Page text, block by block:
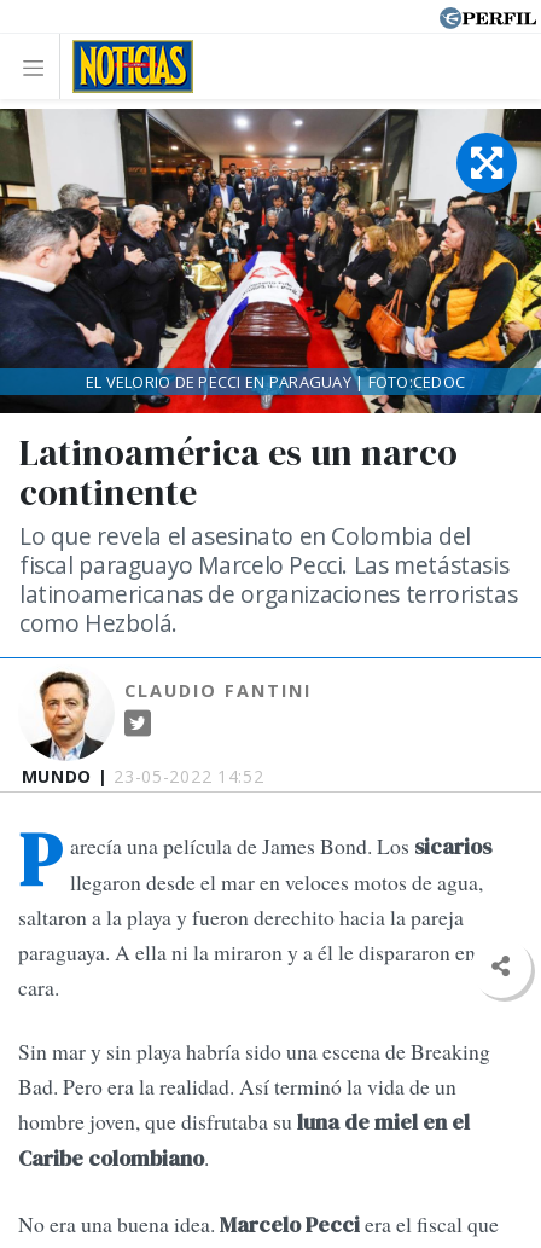
MUNDO | 23-05-2022 14:52
Latinoamérica es un narco
continente
Lo que revela el asesinato en Colombia del
fiscal paraguayo Marcelo Pecci. Las metástasis
latinoamericanas de organizaciones terroristas
como Hezbolá.
CLAUDIO FANTINI
EL VELORIO DE PECCI EN PARAGUAY | FOTO:CEDOC
P arecía una película de James Bond. Los sicarios
llegaron desde el mar en veloces motos de agua,
saltaron a la playa y fueron derechito hacia la pareja
paraguaya. A ella ni la miraron y a él le dispararon en la
cara.
Sin mar y sin playa habría sido una escena de Breaking
Bad. Pero era la realidad. Así terminó la vida de un
hombre joven, que disfrutaba suluna de miel en el
Caribe colombiano.
No era una buena idea. Marcelo Pecciera el fiscal que